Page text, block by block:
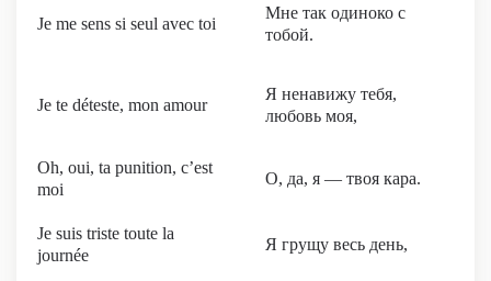
Je me sens si seul avec toi
Мне так одиноко с
тобой.
Je te déteste, mon amour
Я ненавижу тебя,
любовь моя,
Oh, oui, ta punition, c’est
moi
О, да, я — твоя кара.
Je suis triste toute la
journée
Я грущу весь день,